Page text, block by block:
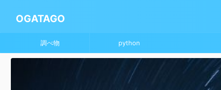
OGATAGO
調べ物 python